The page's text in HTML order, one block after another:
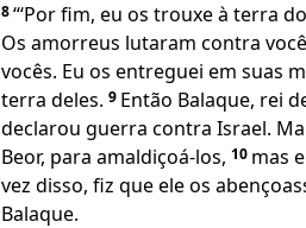
8“‘Por fim, eu os trouxe à terra
Os amorreus lutaram contra
vocês. Eu os entreguei em suas
terra deles. 9 Então Balaque, rei
declarou guerra contra Israel.
Beor, para amaldiçoá-los, 10 mas
vez disso, fiz que ele os
Balaque.